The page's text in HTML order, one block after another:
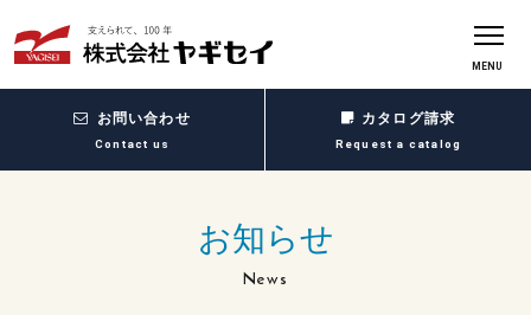
MENU
お問い合わせ
Contact us
カタログ請求
Request a catalog
お知らせ
News